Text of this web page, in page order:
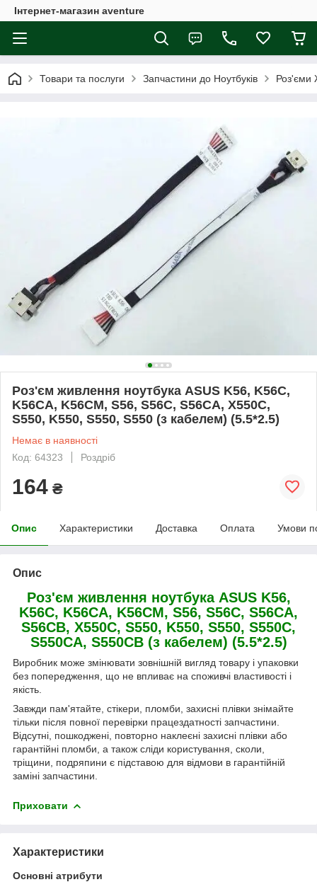
Інтернет-магазин aventure
Товари та послуги Запчастини до Ноутбуків Роз'єми
Роз'єм живлення ноутбука ASUS K56, K56C,
K56CA, K56CM, S56, S56C, S56CA, X550C,
S550, K550, S550, S550 (з кабелем) (5.5*2.5)
Немає в наявності
Код: 64323
Роздріб
164 ₴
Опис Характеристики Доставка Оплата Умови
Опис
Роз'єм живлення ноутбука ASUS K56,
K56C, K56CA, K56CM, S56, S56C, S56CA,
S56CB, X550C, S550, K550, S550, S550C,
S550CA, S550CB (з кабелем) (5.5*2.5)
Виробник може змінювати зовнішній вигляд товару і упаковки
без попередження, що не впливає на споживчі властивості і
якість.
Завжди пам'ятайте, стікери, пломби, захисні плівки знімайте
тільки після повної перевірки працездатності запчастини.
Відсутні, пошкоджені, повторно наклеєні захисні плівки або
гарантійні пломби, а також сліди користування, сколи,
тріщини, подряпини є підставою для відмови в гарантійній
заміні запчастини.
Приховати
Характеристики
Основні атрибути